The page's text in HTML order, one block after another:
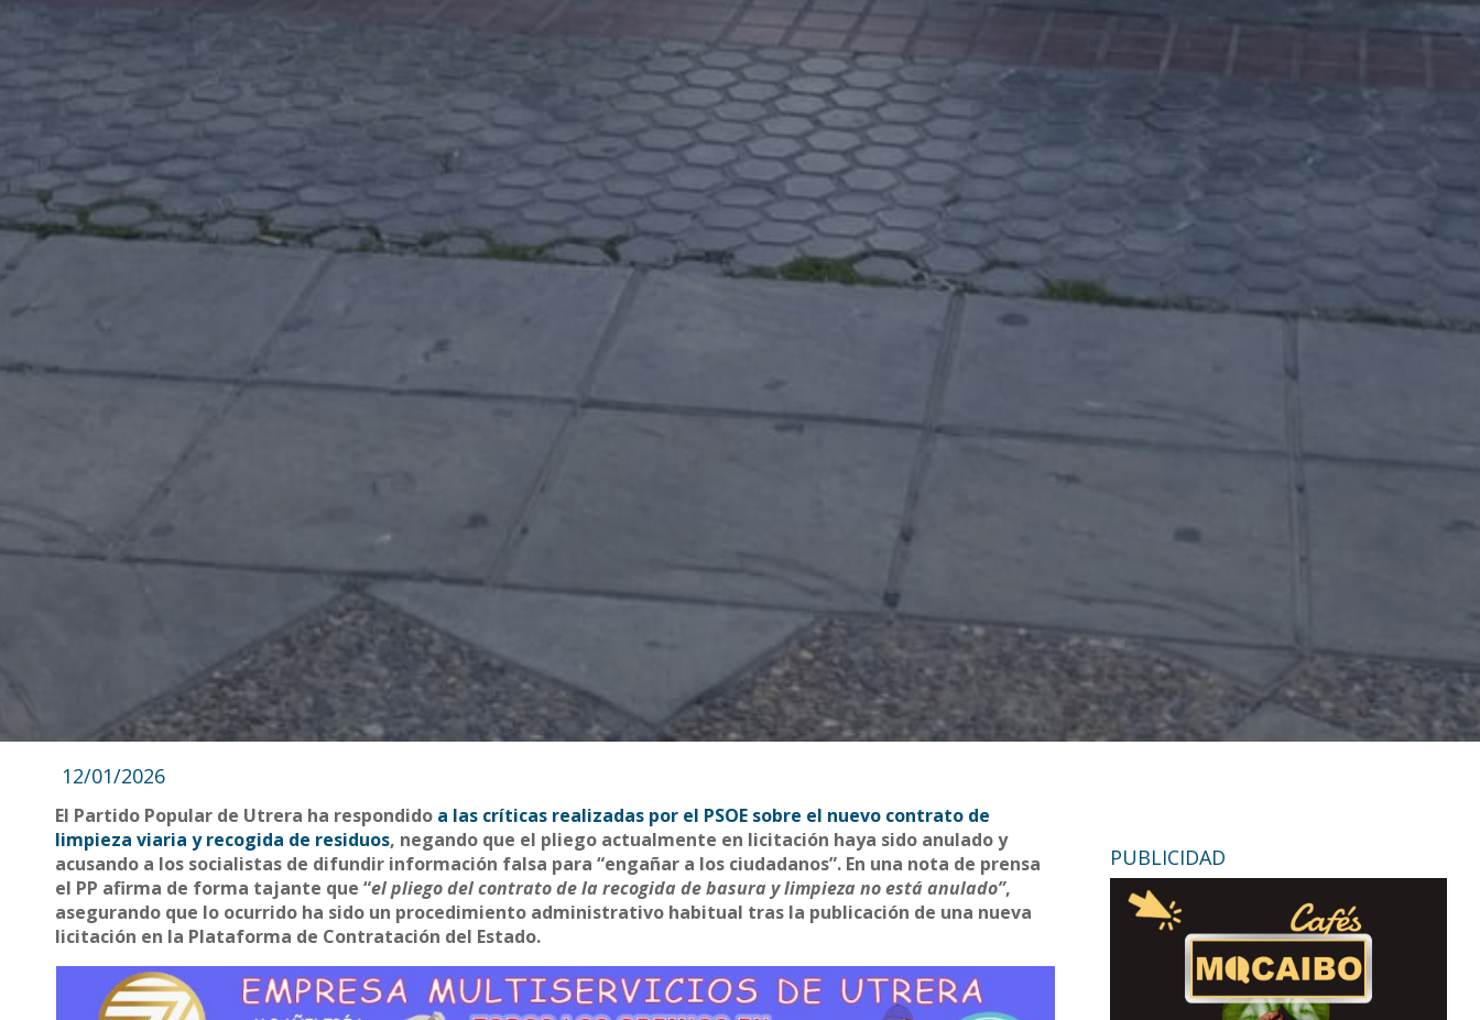
12/01/2026
El Partido Popular de Utrera ha respondido a las críticas realizadas por el PSOE sobre el nuevo contrato de
limpieza viaria y recogida de residuos, negando que el pliego actualmente en licitación haya sido anulado y
acusando a los socialistas de difundir información falsa para “engañar a los ciudadanos”. En una nota de prensa
el PP afirma de forma tajante que “el pliego del contrato de la recogida de basura y limpieza no está anulado”,
asegurando que lo ocurrido ha sido un procedimiento administrativo habitual tras la publicación de una nueva
licitación en la Plataforma de Contratación del Estado.
PUBLICIDAD